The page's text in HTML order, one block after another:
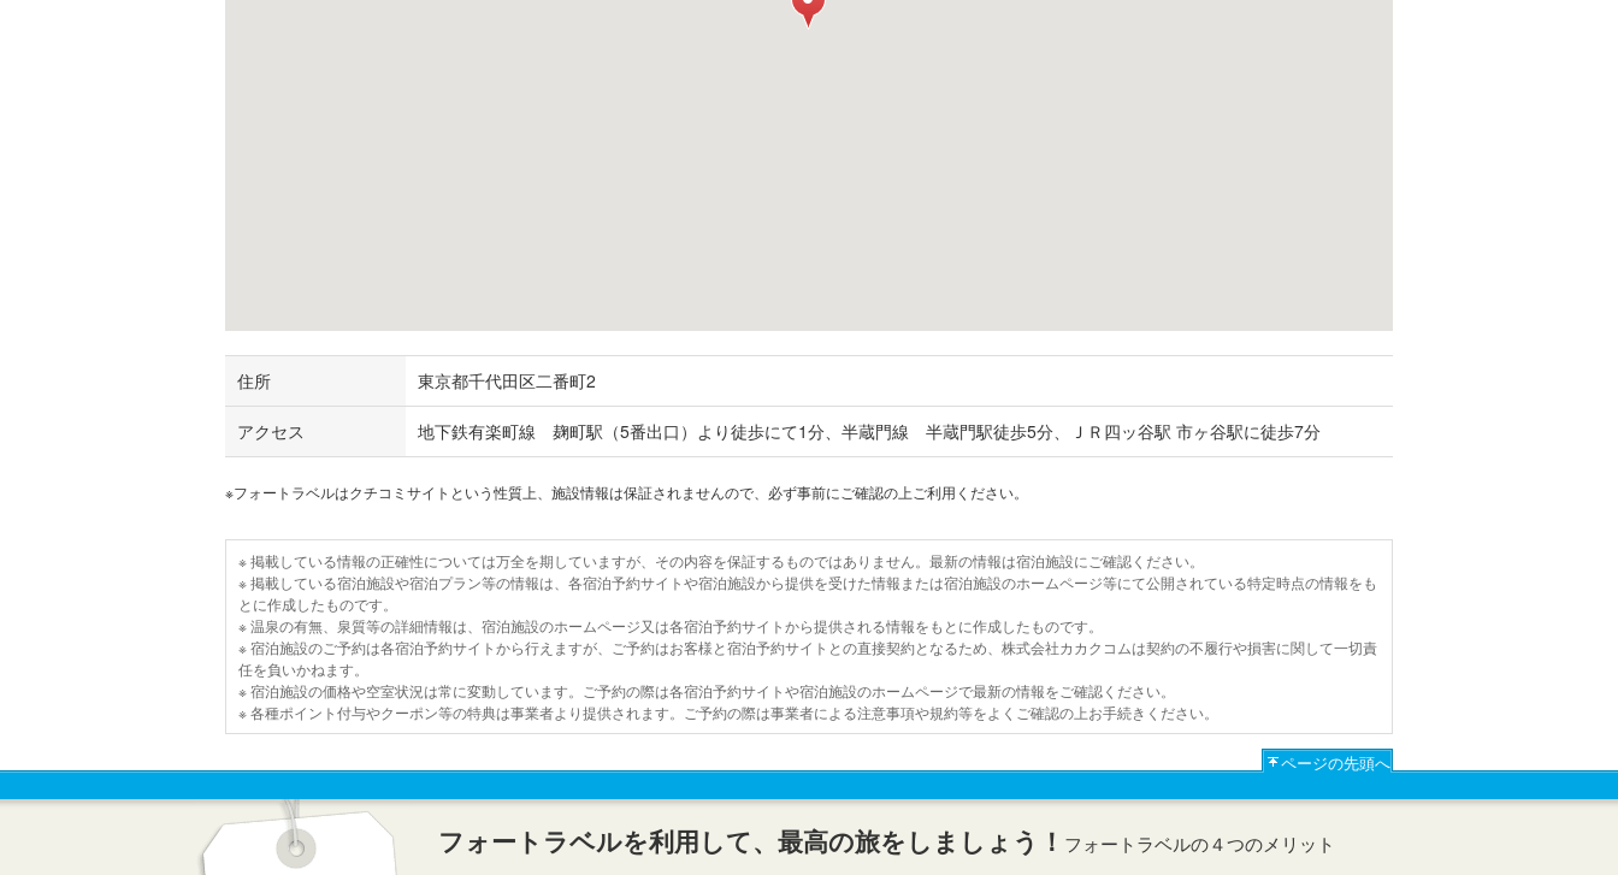
住所 東京都千代田区二番町2
アクセス 地下鉄有楽町線 麹町駅（5番出口）より徒歩にて1分、半蔵門線 半蔵門駅徒歩5分、ＪＲ四ッ谷駅 市ヶ谷駅に徒歩7分
※フォートラベルはクチコミサイトという性質上、施設情報は保証されませんので、必ず事前にご確認の上ご利用ください。
※ 掲載している情報の正確性については万全を期していますが、その内容を保証するものではありません。最新の情報は宿泊施設にご確認ください。
※ 掲載している宿泊施設や宿泊プラン等の情報は、各宿泊予約サイトや宿泊施設から提供を受けた情報または宿泊施設のホームページ等にて公開されている特定時点の情報をも
とに作成したものです。
※ 温泉の有無、泉質等の詳細情報は、宿泊施設のホームページ又は各宿泊予約サイトから提供される情報をもとに作成したものです。
※ 宿泊施設のご予約は各宿泊予約サイトから行えますが、ご予約はお客様と宿泊予約サイトとの直接契約となるため、株式会社カカクコムは契約の不履行や損害に関して一切責
任を負いかねます。
※ 宿泊施設の価格や空室状況は常に変動しています。ご予約の際は各宿泊予約サイトや宿泊施設のホームページで最新の情報をご確認ください。
※ 各種ポイント付与やクーポン等の特典は事業者より提供されます。ご予約の際は事業者による注意事項や規約等をよくご確認の上お手続きください。
ページの先頭へ
フォートラベルを利用して、最高の旅をしましょう！ フォートラベルの４つのメリット